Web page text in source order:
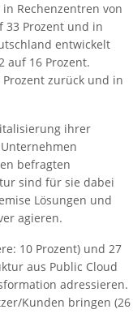
Rechenzentren von
33 Prozent und in
entwickelt
auf 16 Prozent.
zurück und in
ihrer
befragten
sind für sie dabei
Lösungen und
agieren.
10 Prozent) und 27
aus Public Cloud
adressieren.
Kunden bringen (26